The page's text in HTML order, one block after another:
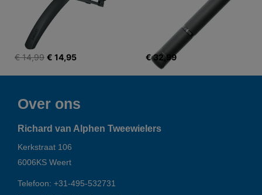
€ 14,99 € 14,95 € 32,99
Over ons
Richard van Alphen Tweewielers
Kerkstraat 106
6006KS Weert
Telefoon: +31-495-532731